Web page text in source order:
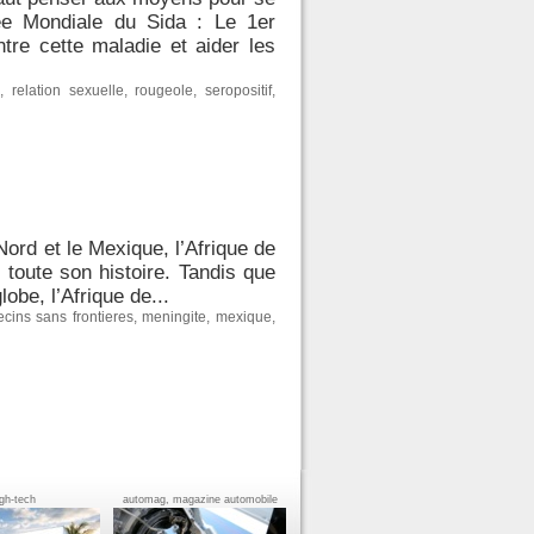
Mondiale du Sida : Le 1er
cette maladie et aider les
,relation sexuelle,rougeole,seropositif,
et le Mexique, l’Afrique de
son histoire. Tandis que
l’Afrique de...
sans frontieres,meningite,mexique,
tech automag, magazine automobile